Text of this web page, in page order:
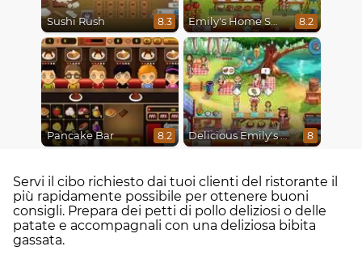
Sushi Rush 8.3 Emily's Home Sweet Home 8.2
Pancake Bar 8.2 Delicious Emily's Hopes And Fears 8
Servi il cibo richiesto dai tuoi clienti del ristorante il
più rapidamente possibile per ottenere buoni
consigli. Prepara dei petti di pollo deliziosi o delle
patate e accompagnali con una deliziosa bibita
gassata.